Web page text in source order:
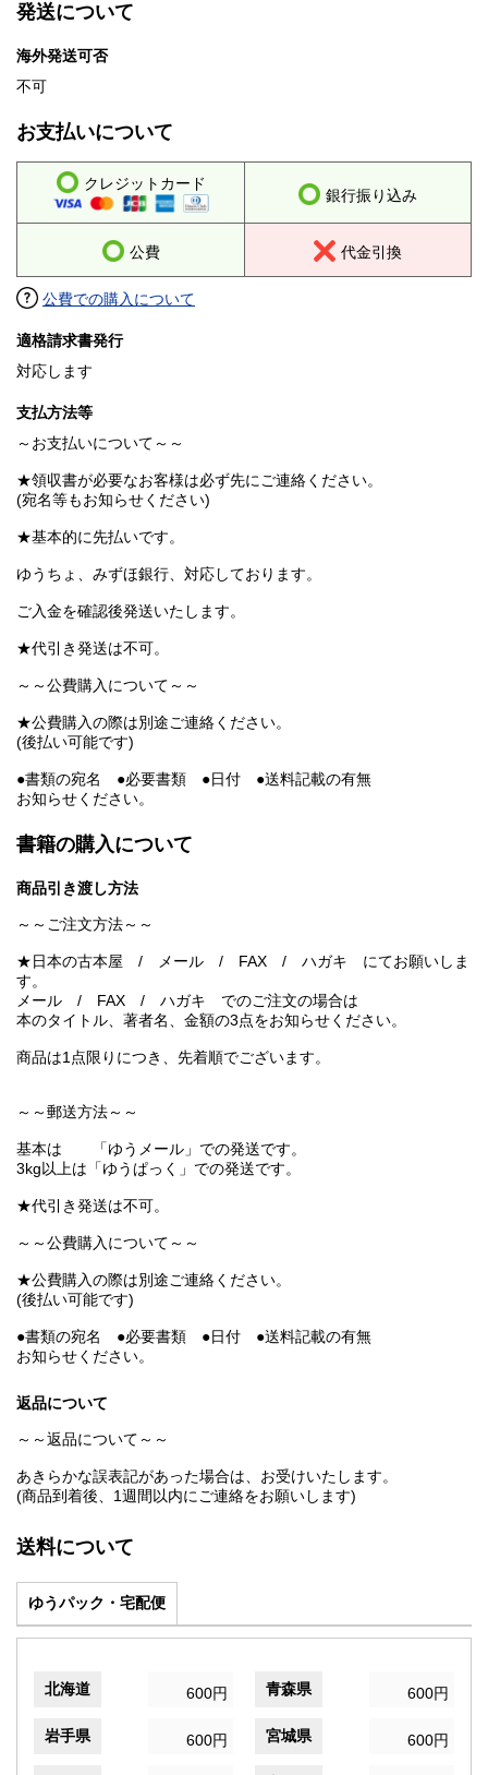
発送について
海外発送可否
不可
お支払いについて
クレジットカード
銀行振り込み
公費 代金引換
公費での購入について
適格請求書発行
対応します
支払方法等
～お支払いについて～～
★領収書が必要なお客様は必ず先にご連絡ください。
(宛名等もお知らせください)
★基本的に先払いです。
ゆうちょ、みずほ銀行、対応しております。
ご入金を確認後発送いたします。
★代引き発送は不可。
～～公費購入について～～
★公費購入の際は別途ご連絡ください。
(後払い可能です)
●書類の宛名 ●必要書類 ●日付 ●送料記載の有無
お知らせください。
書籍の購入について
商品引き渡し方法
～～ご注文方法～～
★日本の古本屋 / メール / FAX / ハガキ にてお願いしま
す。
メール / FAX / ハガキ でのご注文の場合は
本のタイトル、著者名、金額の3点をお知らせください。
商品は1点限りにつき、先着順でございます。
～～郵送方法～～
基本は 「ゆうメール」での発送です。
3kg以上は「ゆうぱっく」での発送です。
★代引き発送は不可。
～～公費購入について～～
★公費購入の際は別途ご連絡ください。
(後払い可能です)
●書類の宛名 ●必要書類 ●日付 ●送料記載の有無
お知らせください。
返品について
～～返品について～～
あきらかな誤表記があった場合は、お受けいたします。
(商品到着後、1週間以内にご連絡をお願いします)
送料について
ゆうパック・宅配便
北海道 600円 青森県 600円
岩手県 600円 宮城県 600円